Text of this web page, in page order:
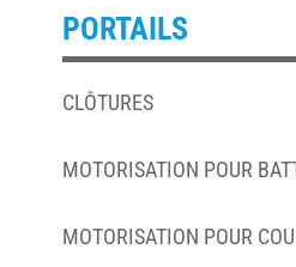
PORTAILS
CLÔTURES
MOTORISATION POUR
MOTORISATION POUR